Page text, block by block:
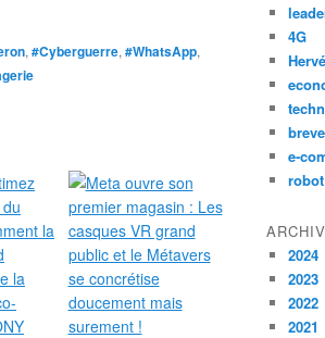
f
, #Cyberguerre, #WhatsApp,
4G
e-
robot
2024
2023
2022
2021